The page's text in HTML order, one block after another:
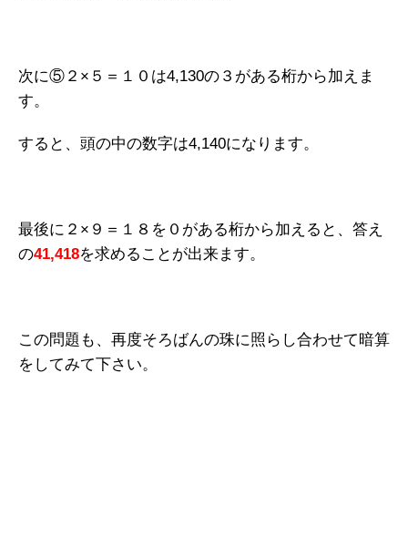
次に⑤２×５＝１０は4,130の３がある桁から加えま
す。
すると、頭の中の数字は4,140になります。
最後に２×９＝１８を０がある桁から加えると、答え
の41,418を求めることが出来ます。
この問題も、再度そろばんの珠に照らし合わせて暗算
をしてみて下さい。